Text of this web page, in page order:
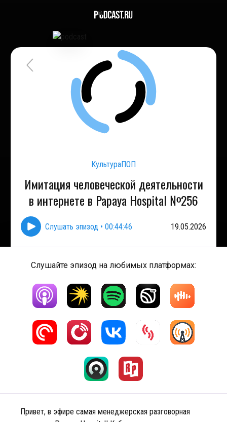
КультураПОП
Имитация человеческой деятельности
в интернете в Papaya Hospital №256
Слушать эпизод • 00:44:46 19.05.2026
Слушайте эпизод на любимых платформах:
Привет, в эфире самая менеджерская разговорная